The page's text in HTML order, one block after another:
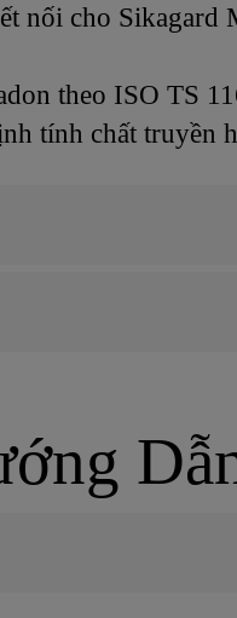
nối cho
theo ISO TS
tính chất truyền